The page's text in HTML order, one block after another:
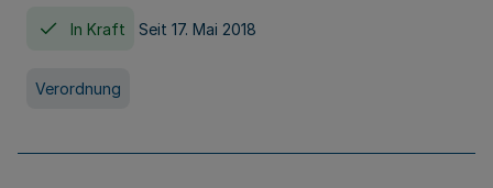
In Kraft Seit 17. Mai 2018
Verordnung